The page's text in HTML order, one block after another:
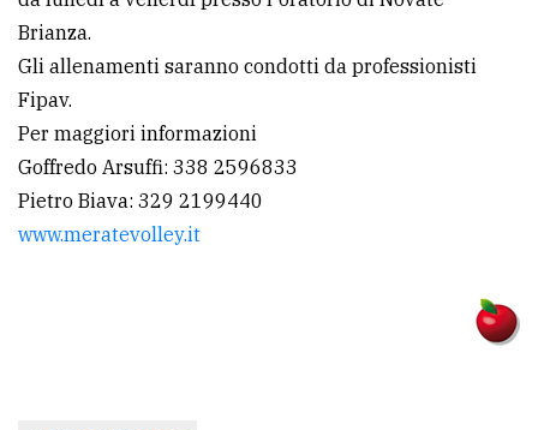
Privacy
policy
Cookie
policy
Brianza.
Gli allenamenti saranno condotti da professionisti
Fipav.
Per maggiori informazioni
Goffredo Arsuffi: 338 2596833
Pietro Biava: 329 2199440
www.meratevolley.it